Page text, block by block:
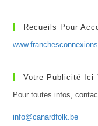
Recueils Pour
Votre Publicité Ici
Pour toutes infos,
info@canardfolk.be